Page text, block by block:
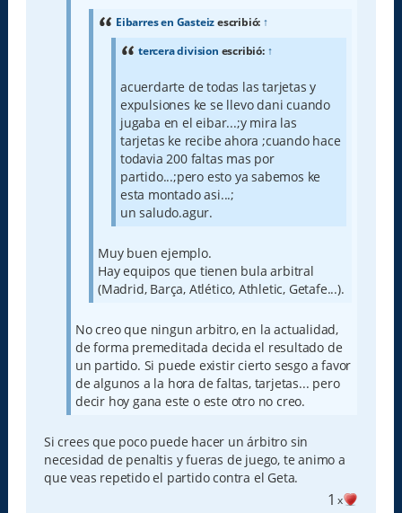
Eibarres en Gasteizescribió: ↑
tercera division escribió: ↑
acuerdarte de todas las tarjetas y
expulsiones ke se llevo dani cuando
jugaba en el eibar...;y mira las
tarjetas ke recibe ahora ;cuando hace
todavia 200 faltas mas por
partido...;pero esto ya sabemos ke
esta montado asi...;
un saludo.agur.
Muy buen ejemplo.
Hay equipos que tienen bula arbitral
(Madrid, Barça, Atlético, Athletic, Getafe...).
No creo que ningun arbitro, en la actualidad,
de forma premeditada decida el resultado de
un partido. Si puede existir cierto sesgo a favor
de algunos a la hora de faltas, tarjetas... pero
decir hoy gana este o este otro no creo.
Si crees que poco puede hacer un árbitro sin
necesidad de penaltis y fueras de juego, te animo a
que veas repetido el partido contra el Geta.
1 x